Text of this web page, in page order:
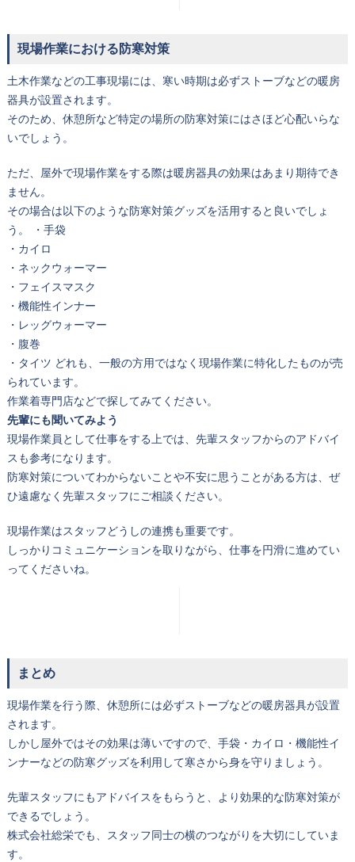
現場作業における防寒対策
土木作業などの工事現場には、寒い時期は必ずストーブなどの暖房
器具が設置されます。
そのため、休憩所など特定の場所の防寒対策にはさほど心配いらな
いでしょう。
ただ、屋外で現場作業をする際は暖房器具の効果はあまり期待でき
ません。
その場合は以下のような防寒対策グッズを活用すると良いでしょ
う。
・手袋
・カイロ
・ネックウォーマー
・フェイスマスク
・機能性インナー
・レッグウォーマー
・腹巻
・タイツ どれも、一般の方用ではなく現場作業に特化したものが売
られています。
作業着専門店などで探してみてください。
先輩にも聞いてみよう
現場作業員として仕事をする上では、先輩スタッフからのアドバイ
スも参考になります。
防寒対策についてわからないことや不安に思うことがある方は、ぜ
ひ遠慮なく先輩スタッフにご相談ください。
現場作業はスタッフどうしの連携も重要です。
しっかりコミュニケーションを取りながら、仕事を円滑に進めてい
ってくださいね。
まとめ
現場作業を行う際、休憩所には必ずストーブなどの暖房器具が設置
されます。
しかし屋外ではその効果は薄いですので、手袋・カイロ・機能性イ
ンナーなどの防寒グッズを利用して寒さから身を守りましょう。
先輩スタッフにもアドバイスをもらうと、より効果的な防寒対策が
できるでしょう。
株式会社総栄でも、スタッフ同士の横のつながりを大切にしていま
す。